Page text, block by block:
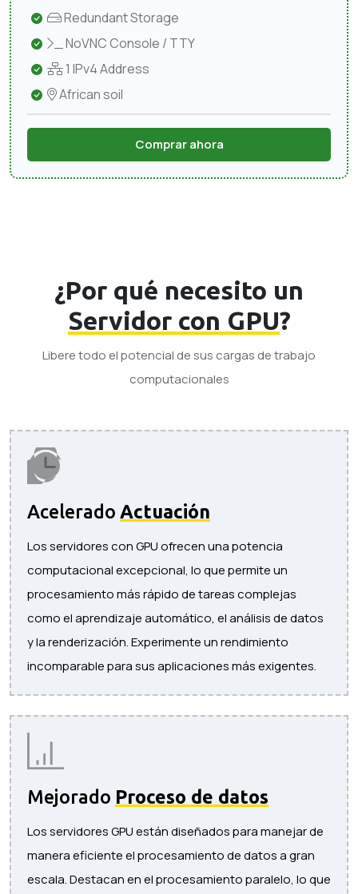
Redundant Storage
NoVNC Console / TTY
1 IPv4 Address
African soil
Comprar ahora
¿Por qué necesito un
Servidor con GPU?
Libere todo el potencial de sus cargas de trabajo
computacionales
Acelerado Actuación
Los servidores con GPU ofrecen una potencia
computacional excepcional, lo que permite un
procesamiento más rápido de tareas complejas
como el aprendizaje automático, el análisis de datos
y la renderización. Experimente un rendimiento
incomparable para sus aplicaciones más exigentes.
Mejorado Proceso de datos
Los servidores GPU están diseñados para manejar de
manera eficiente el procesamiento de datos a gran
escala. Destacan en el procesamiento paralelo, lo que